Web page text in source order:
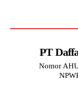
PT
Nomor